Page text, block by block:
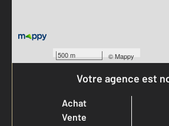
500 m ©Mappy
Votre agence est
Achat
Vente